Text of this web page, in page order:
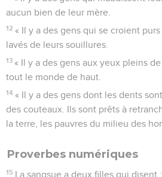
aucun bien de leur mère.
12 « Il y a des gens qui se croient
lavés de leurs souillures.
13 « Il y a des gens aux yeux pleins
tout le monde de haut.
14 « Il y a des gens dont les dents
des couteaux. Ils sont prêts à
la terre, les pauvres du milieu des
Proverbes numériques
15 La sangsue a deux filles qui disent